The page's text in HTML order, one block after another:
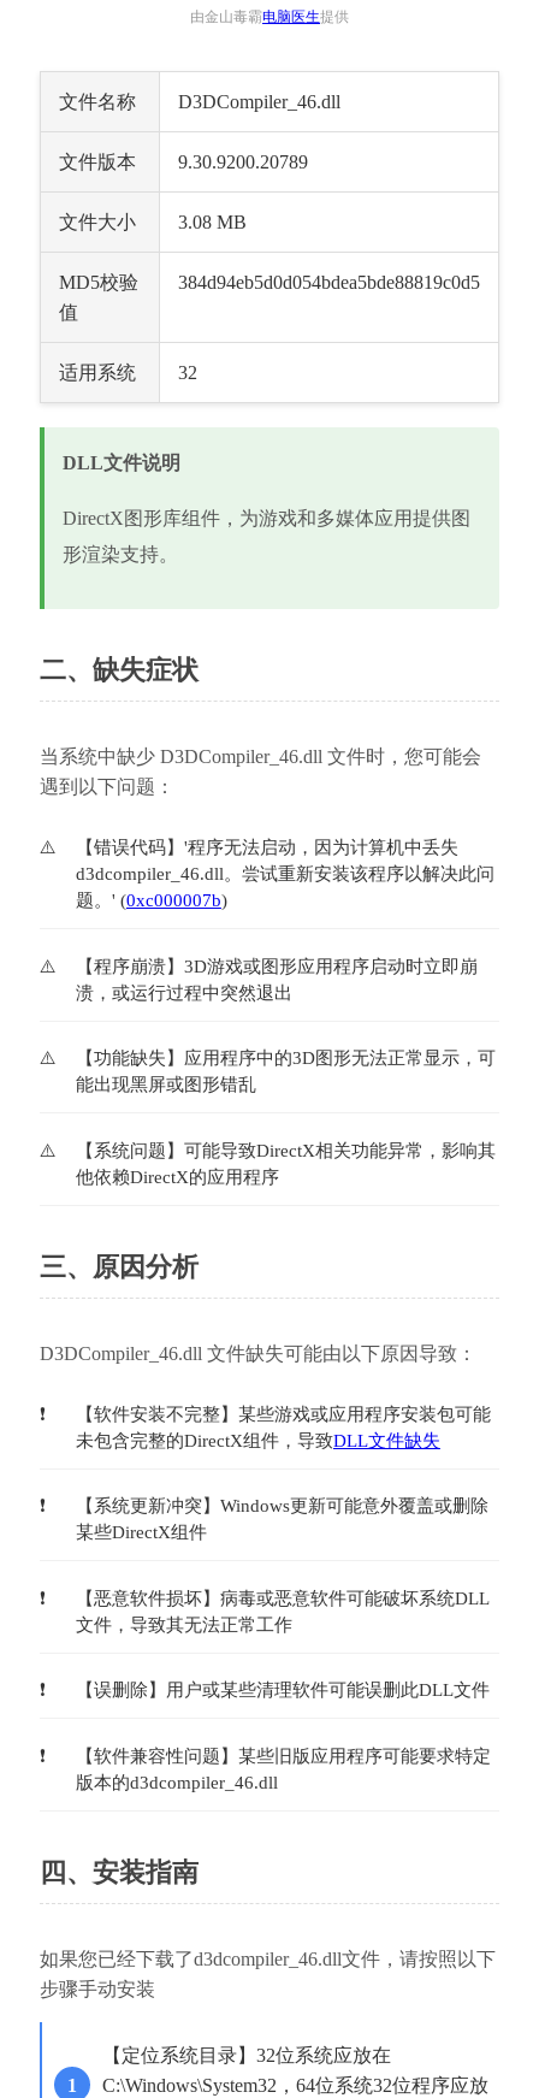
由金山毒霸电脑医生提供
文件名称 D3DCompiler_46.dll
文件版本 9.30.9200.20789
文件大小 3.08 MB
MD5校验
值
384d94eb5d0d054bdea5bde88819c0d5
适用系统 32
DLL文件说明
DirectX图形库组件，为游戏和多媒体应用提供图
形渲染支持。
二、缺失症状
当系统中缺少 D3DCompiler_46.dll 文件时，您可能会
遇到以下问题：
【错误代码】'程序无法启动，因为计算机中丢失
d3dcompiler_46.dll。尝试重新安装该程序以解决此问
题。' (0xc000007b)
【程序崩溃】3D游戏或图形应用程序启动时立即崩
溃，或运行过程中突然退出
【功能缺失】应用程序中的3D图形无法正常显示，可
能出现黑屏或图形错乱
【系统问题】可能导致DirectX相关功能异常，影响其
他依赖DirectX的应用程序
三、原因分析
D3DCompiler_46.dll 文件缺失可能由以下原因导致：
【软件安装不完整】某些游戏或应用程序安装包可能
未包含完整的DirectX组件，导致DLL文件缺失
【系统更新冲突】Windows更新可能意外覆盖或删除
某些DirectX组件
【恶意软件损坏】病毒或恶意软件可能破坏系统DLL
文件，导致其无法正常工作
【误删除】用户或某些清理软件可能误删此DLL文件
【软件兼容性问题】某些旧版应用程序可能要求特定
版本的d3dcompiler_46.dll
四、安装指南
如果您已经下载了d3dcompiler_46.dll文件，请按照以下
步骤手动安装
【定位系统目录】32位系统应放在
C:\Windows\System32，64位系统32位程序应放